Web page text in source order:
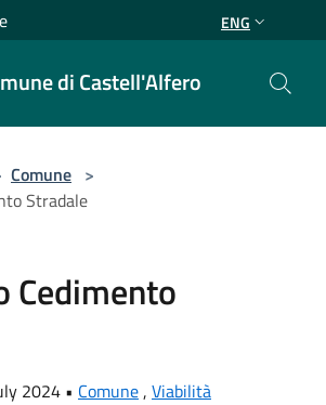
ENG
di Castell'Alfero
Comune >
Stradale
Cedimento
2024 • Comune, Viabilità